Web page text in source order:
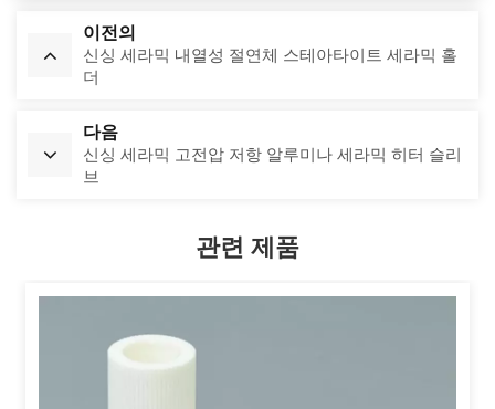
이전의
신싱 세라믹 내열성 절연체 스테아타이트 세라믹 홀
더
다음
신싱 세라믹 고전압 저항 알루미나 세라믹 히터 슬리
브
관련 제품